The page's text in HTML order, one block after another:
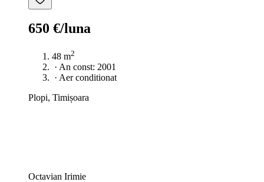
650 €/luna
48 m2
· An const: 2001
· Aer conditionat
Plopi, Timișoara
Octavian Irimie